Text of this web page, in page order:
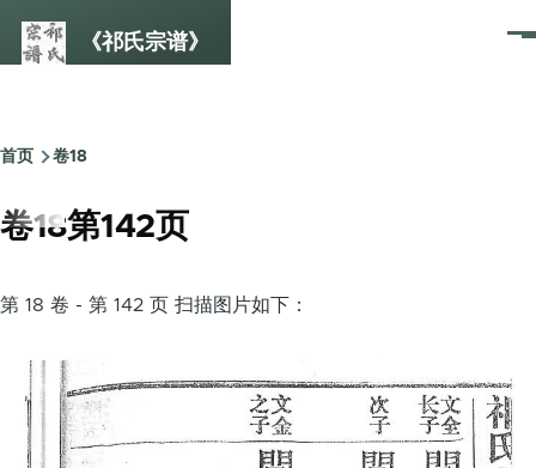
《祁氏宗谱》
菜
面
包
屑
首页 卷18
卷18第142页
第 18 卷 - 第 142 页 扫描图片如下：